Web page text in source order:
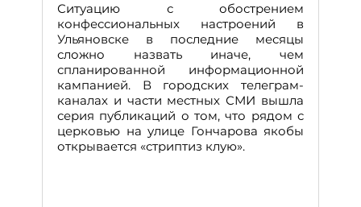
Ситуацию с обострением
конфессиональных настроений в
Ульяновске в последние месяцы
сложно назвать иначе, чем
спланированной информационной
кампанией. В городских телеграм-
каналах и части местных СМИ вышла
серия публикаций о том, что рядом с
церковью на улице Гончарова якобы
открывается «стриптиз клую».